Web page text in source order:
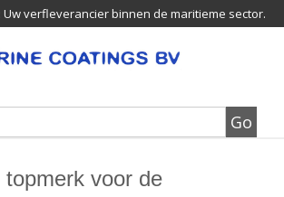
Uw verfleverancier binnen de maritieme sector.
topmerk voor de